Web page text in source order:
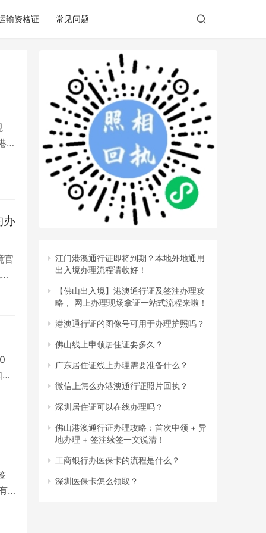
输资格证 常见问题
办
官
江门港澳通行证即将到期？本地外地通用
出入境办理流程请收好！
【佛山出入境】港澳通行证及签注办理攻
略， 网上办理现场拿证一站式流程来啦！
港澳通行证的图像号可用于办理护照吗？
佛山线上申领居住证要多久？
广东居住证线上办理需要准备什么？
微信上怎么办港澳通行证照片回执？
深圳居住证可以在线办理吗？
佛山港澳通行证办理攻略：首次申领 + 异
地办理 + 签注续签一文说清！
工商银行办医保卡的流程是什么？
深圳医保卡怎么领取？